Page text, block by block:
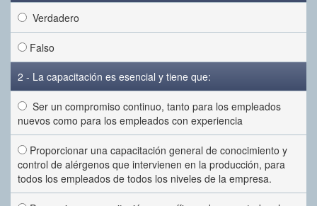
Verdadero
Falso
2 - La capacitación es esencial y tiene que:
Ser un compromiso continuo, tanto para los empleados
nuevos como para los empleados con experiencia
Proporcionar una capacitación general de conocimiento y
control de alérgenos que intervienen en la producción, para
todos los empleados de todos los niveles de la empresa.